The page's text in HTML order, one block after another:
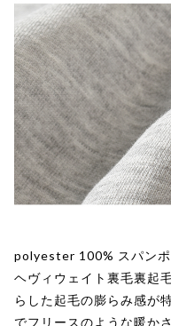
polyester 100% スパン
ヘヴィウェイト裏毛裏起
らした起毛の膨らみ感が
でフリースのような暖か